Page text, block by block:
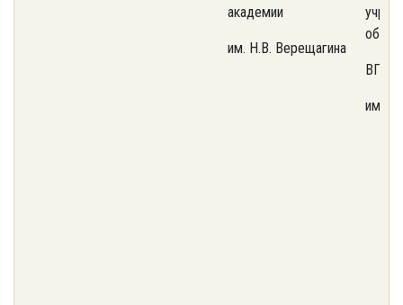
академии
им. Н.В. Верещагина
им.